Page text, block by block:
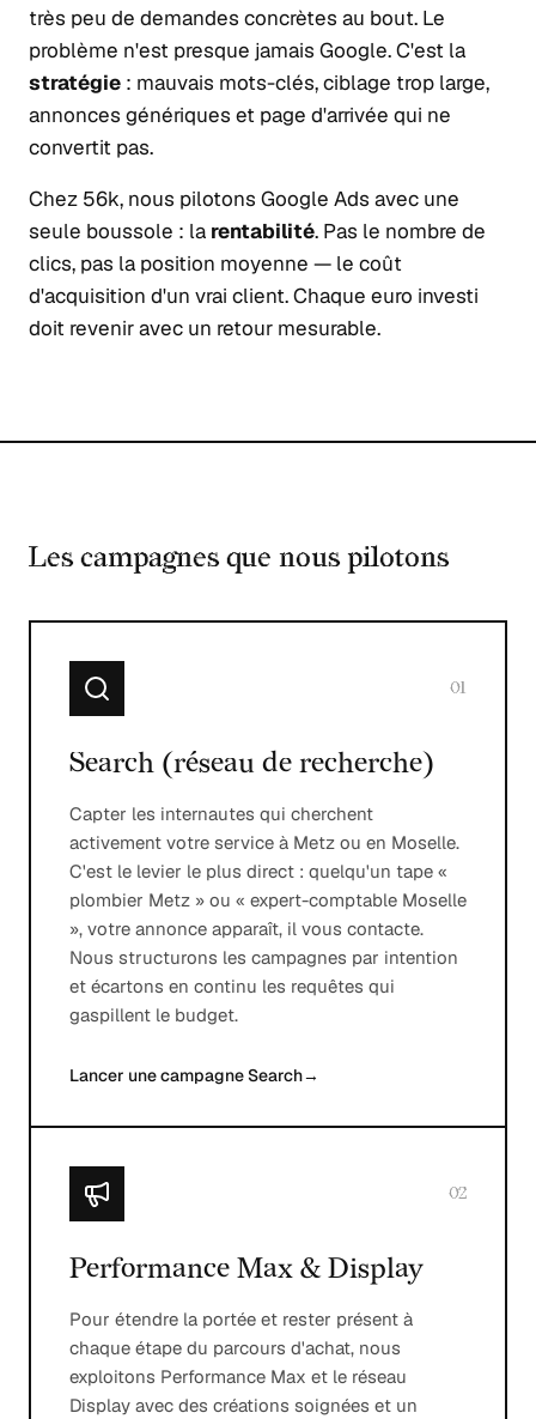
très peu de demandes concrètes au bout. Le
problème n'est presque jamais Google. C'est la
stratégie : mauvais mots-clés, ciblage trop large,
annonces génériques et page d'arrivée qui ne
convertit pas.
Chez 56k, nous pilotons Google Ads avec une
seule boussole : la rentabilité. Pas le nombre de
clics, pas la position moyenne — le coût
d'acquisition d'un vrai client. Chaque euro investi
doit revenir avec un retour mesurable.
Les campagnes que nous pilotons
01
Search (réseau de recherche)
Capter les internautes qui cherchent
activement votre service à Metz ou en Moselle.
C'est le levier le plus direct : quelqu'un tape «
plombier Metz » ou « expert-comptable Moselle
», votre annonce apparaît, il vous contacte.
Nous structurons les campagnes par intention
et écartons en continu les requêtes qui
gaspillent le budget.
Lancer une campagne Search→
02
Performance Max & Display
Pour étendre la portée et rester présent à
chaque étape du parcours d'achat, nous
exploitons Performance Max et le réseau
Display avec des créations soignées et un